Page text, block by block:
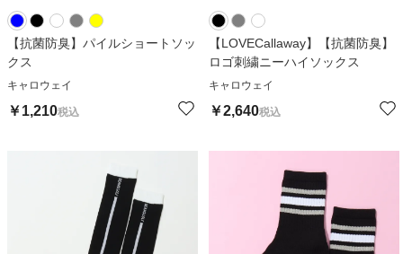
【抗菌防臭】パイルショートソッ
クス
キャロウェイ
￥ 1,210税込
【LOVECallaway】【抗菌防臭】
ロゴ刺繍ニーハイソックス
キャロウェイ
￥2,640税込